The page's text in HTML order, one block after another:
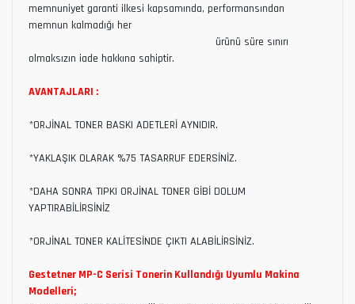
memnuniyet garanti ilkesi kapsamında, performansından
memnun kalmadığı her
ürünü süre sınırı
olmaksızın iade hakkına sahiptir.
AVANTAJLARI :
*ORJİNAL TONER BASKI ADETLERİ AYNIDIR.
*YAKLAŞIK OLARAK %75 TASARRUF EDERSİNİZ.
*DAHA SONRA TIPKI ORJİNAL TONER GİBİ DOLUM
YAPTIRABİLİRSİNİZ
*ORJİNAL TONER KALİTESİNDE ÇIKTI ALABİLİRSİNİZ.
Gestetner MP-C Serisi Tonerin Kullandığı Uyumlu Makina
Modelleri;